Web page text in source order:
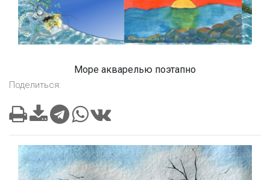
Море акварелью поэтапно
Поделиться: